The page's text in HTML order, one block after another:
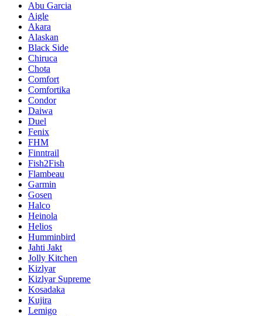
Abu Garcia
Aigle
Akara
Alaskan
Black Side
Chiruca
Chota
Comfort
Comfortika
Condor
Daiwa
Duel
Fenix
FHM
Finntrail
Fish2Fish
Flambeau
Garmin
Gosen
Halco
Heinola
Helios
Humminbird
Jahti Jakt
Jolly Kitchen
Kizlyar
Kizlyar Supreme
Kosadaka
Kujira
Lemigo